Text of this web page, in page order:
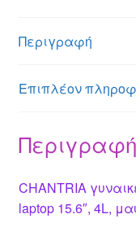
n
g
er p
Περιγραφή
Επιπλέον
Περιγραφή
CHANTRIA
laptop 15.6″, 4L,